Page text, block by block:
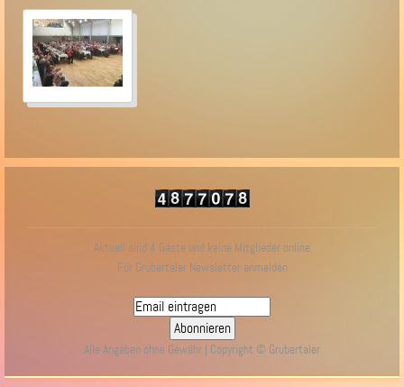
Aktuell sind 4 Gäste und keine Mitglieder online
Für Grubertaler Newsletter anmelden
Alle Angaben ohne Gewähr | Copyright © Grubertaler